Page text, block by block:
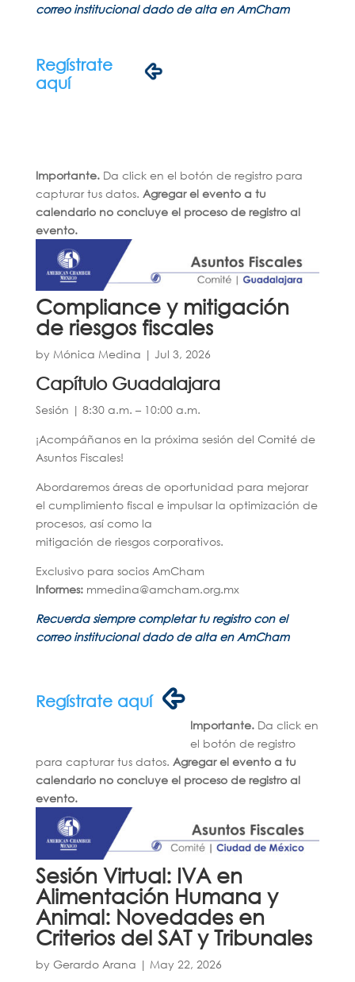
correo institucional dado de alta en AmCham
Regístrate
aquí
Importante.Da click en el botón de registro para
capturar tus datos. Agregar el evento a tu
calendario no concluye el proceso de registro al
evento.
Compliance y mitigación
de riesgos fiscales
by Mónica Medina | Jul 3, 2026
Capítulo Guadalajara
Sesión | 8:30 a.m. – 10:00 a.m.
¡Acompáñanos en la próxima sesión del Comité de
Asuntos Fiscales!
Abordaremos áreas de oportunidad para mejorar
el cumplimiento fiscal e impulsar la optimización de
procesos, así como la
mitigación de riesgos corporativos.
Exclusivo para socios AmCham
Informes: mmedina@amcham.org.mx
Recuerda siempre completar tu registro con el
correo institucional dado de alta en AmCham
Regístrate aquí
Importante.Da click en
el botón de registro
para capturar tus datos. Agregar el evento a tu
calendario no concluye el proceso de registro al
evento.
Sesión Virtual: IVA en
Alimentación Humana y
Animal: Novedades en
Criterios del SAT y Tribunales
by Gerardo Arana | May 22, 2026